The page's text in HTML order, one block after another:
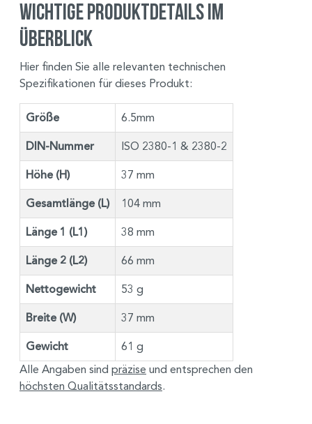
Wichtige Produktdetails im
Überblick
Hier finden Sie alle relevanten technischen
Spezifikationen für dieses Produkt:
Größe 6.5mm
DIN-Nummer ISO 2380-1 & 2380-2
Höhe (H) 37 mm
Gesamtlänge (L) 104 mm
Länge 1 (L1) 38 mm
Länge 2 (L2) 66 mm
Nettogewicht 53 g
Breite (W) 37 mm
Gewicht
61 g
Alle Angaben sind präzise und entsprechen den
höchsten Qualitätsstandards.